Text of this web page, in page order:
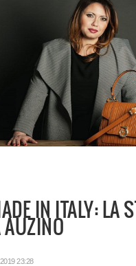
IN ITALY: LA
AUZINO
23:28